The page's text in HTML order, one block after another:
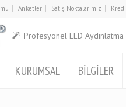
Anketler Satış Noktalarımız
Profesyonel LED
KURUMSAL BİLGİLER